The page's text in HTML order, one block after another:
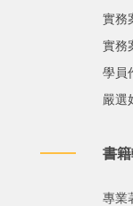
實務
實務
學員
嚴選
書
專業